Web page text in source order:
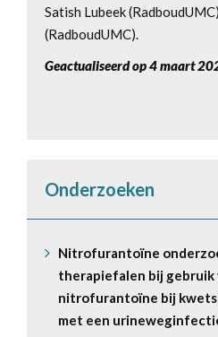
Satish Lubeek
(RadboudUMC).
Geactualiseerd op 4 maart
Onderzoeken
Nitrofurantoïne
therapiefalen bij gebruik
nitrofurantoïne bij
met een